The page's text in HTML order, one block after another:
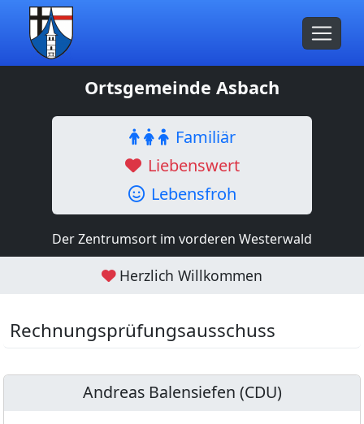
Ortsgemeinde Asbach
Familiär
Liebenswert
Lebensfroh
Der Zentrumsort im vorderen Westerwald
Herzlich Willkommen
Rechnungsprüfungsausschuss
Andreas Balensiefen (CDU)